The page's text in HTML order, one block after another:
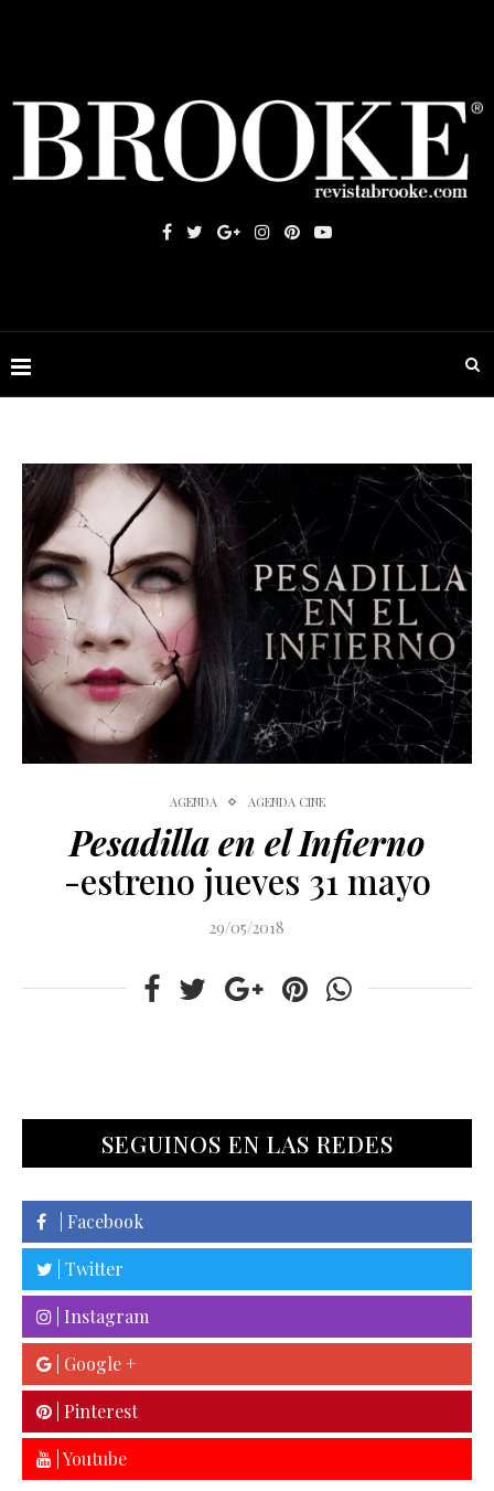
AGENDA AGENDA CINE
Pesadilla en el Infierno
-estreno jueves 31 mayo
29/05/2018
SEGUINOS EN LAS REDES
| Facebook
| Twitter
| Instagram
| Google +
| Pinterest
| Youtube